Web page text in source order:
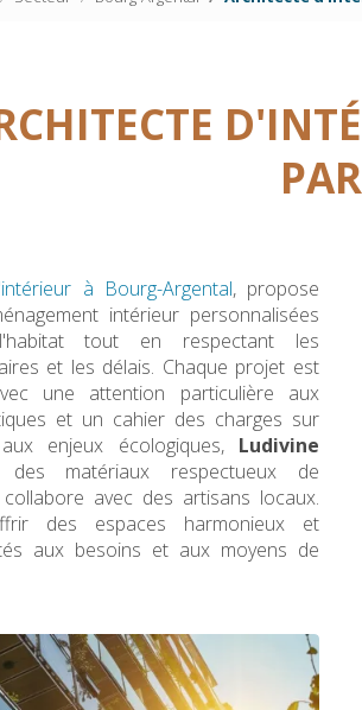
à Bourg-Argental, propose
intérieur personnalisées
tout en respectant les
et les délais. Chaque projet est
une attention particulière aux
et un cahier des charges sur
enjeux écologiques, Ludivine
matériaux respectueux de
avec des artisans locaux.
des espaces harmonieux et
aux besoins et aux moyens de